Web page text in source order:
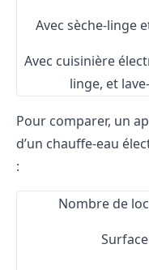
Avec sèche-linge
Avec cuisinière
linge, et
Pour comparer, un
d’un chauffe-eau
:
Nombre de
Surface